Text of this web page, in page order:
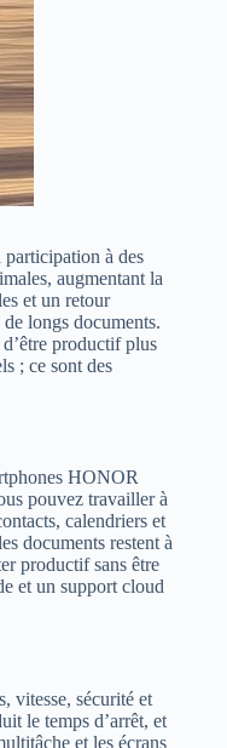
à des
augmentant la
et un retour
longs documents.
productif plus
; ce sont des
HONOR
pouvez travailler à
calendriers et
documents restent à
productif sans être
et un support cloud
vitesse, sécurité et
le temps d’arrêt, et
et les écrans